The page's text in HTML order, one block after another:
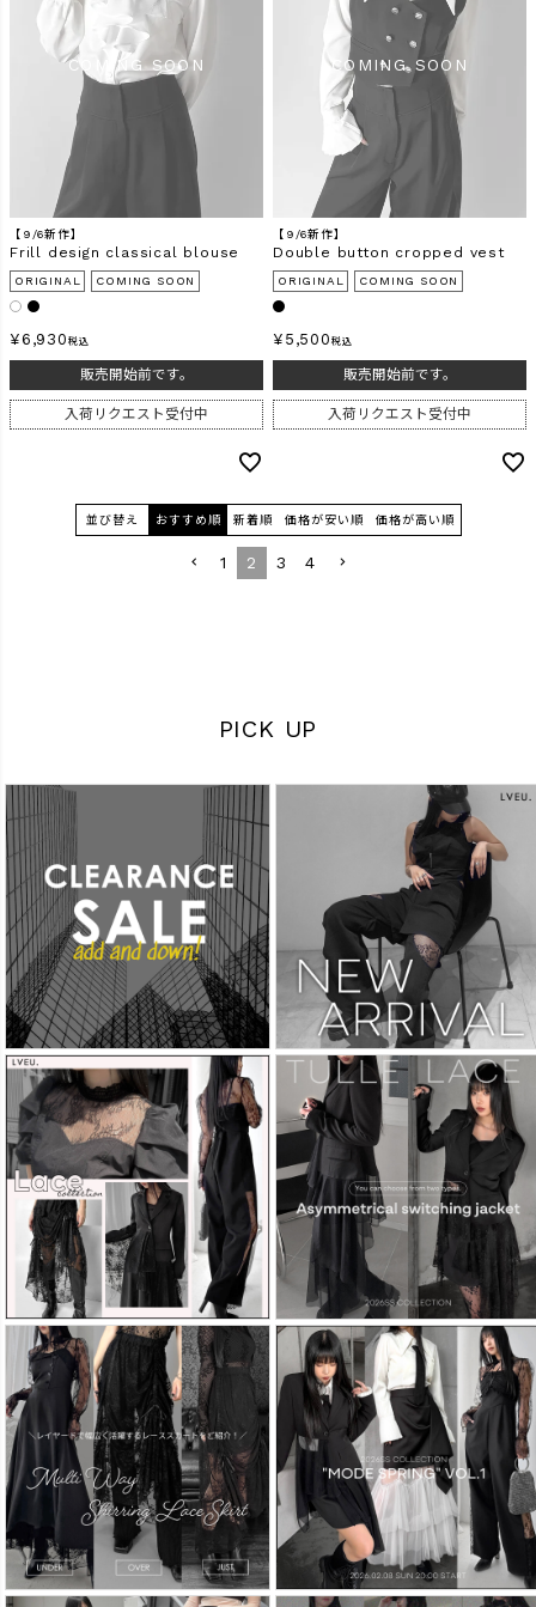
【9/6新作】
Frill design classical blouse
ORIGINAL COMING SOON
¥ 6,930 税込
販売開始前です。
入荷リクエスト受付中
【9/6新作】
Double button cropped vest
ORIGINAL COMING SOON
¥ 5,500 税込
販売開始前です。
入荷リクエスト受付中
並び替え おすすめ順 新着順 価格が安い順 価格が高い順
1 2 3 4
PICK UP